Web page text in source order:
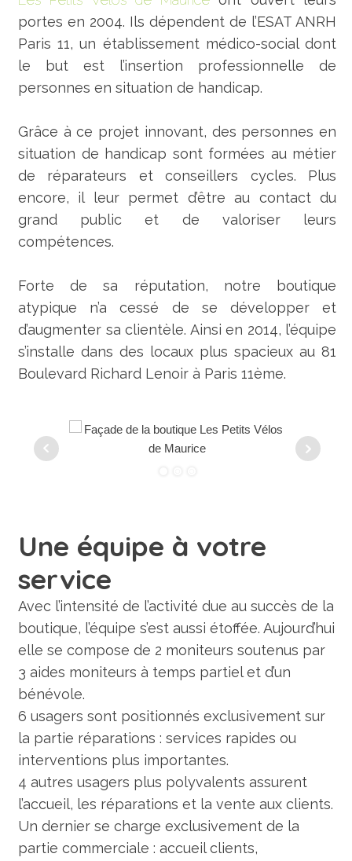
portes en 2004. Ils dépendent de l’ESAT ANRH
Paris 11, un établissement médico-social dont
le but est l’insertion professionnelle de
personnes en situation de handicap.
Grâce à ce projet innovant, des personnes en
situation de handicap sont formées au métier
de réparateurs et conseillers cycles. Plus
encore, il leur permet d’être au contact du
grand public et de valoriser leurs
compétences.
Forte de sa réputation, notre boutique
atypique n’a cessé de se développer et
d’augmenter sa clientèle. Ainsi en 2014, l’équipe
s’installe dans des locaux plus spacieux au 81
Boulevard Richard Lenoir à Paris 11ème.
Une équipe à votre
service
Avec l’intensité de l’activité due au succès de la
boutique, l’équipe s’est aussi étoffée. Aujourd’hui
elle se compose de 2 moniteurs soutenus par
3 aides moniteurs à temps partiel et d’un
bénévole.
6 usagers sont positionnés exclusivement sur
la partie réparations : services rapides ou
interventions plus importantes.
4 autres usagers plus polyvalents assurent
l’accueil, les réparations et la vente aux clients.
Un dernier se charge exclusivement de la
partie commerciale : accueil clients,